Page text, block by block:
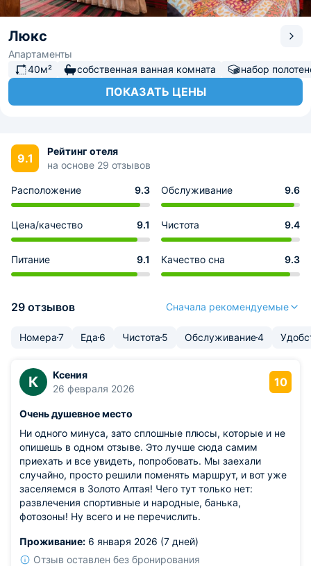
Люкс
Апартаменты
40м²
собственная ванная комната набор
ПОКАЗАТЬ ЦЕНЫ
9.1
Рейтинг отеля
на основе 29 отзывов
Расположение 9.3 Обслуживание 9.6
Цена/качество 9.1 Чистота 9.4
Питание 9.1 Качество сна 9.3
29 отзывов Сначала рекомендуемые
Номера7 Еда 6 Чистота 5 Обслуживание4
К
Ксения
26 февраля 2026
10
Очень душевное место
Ни одного минуса, зато сплошные плюсы, которые и не
опишешь в одном отзыве. Это лучше сюда самим
приехать и все увидеть, попробовать. Мы заехали
случайно, просто решили поменять маршрут, и вот уже
заселяемся в Золото Алтая! Чего тут только нет:
развлечения спортивные и народные, банька,
фотозоны! Ну всего и не перечислить.
Проживание: 6 января 2026 (7 дней)
Отзыв оставлен без бронирования